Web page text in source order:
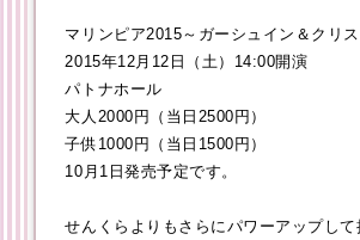
マリンピア2015～ガーシュイン＆クリ
2015年12月12日（土）14:00開演
パトナホール
大人2000円（当日2500円）
子供1000円（当日1500円）
10月1日発売予定です。
せんくらよりもさらにパワーアップして